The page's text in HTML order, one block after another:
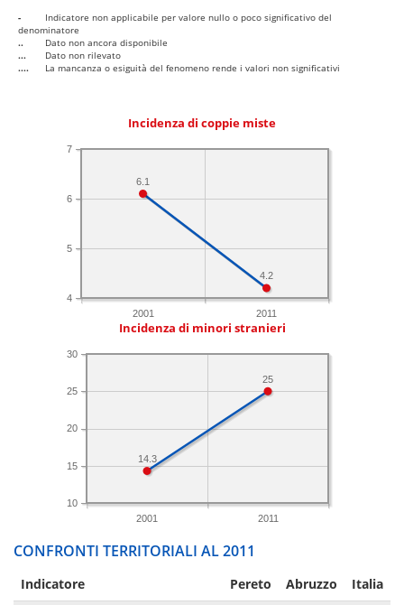
-
Indicatore non applicabile per valore nullo o poco significativo del
denominatore
..
Dato non ancora disponibile
...
Dato non rilevato
....
La mancanza o esiguità del fenomeno rende i valori non significativi
Incidenza di coppie miste
2001 2011
4
5
6
7
4.2
6.1
Incidenza di minori stranieri
2001 2011
10
15
20
25
30
25
14.3
CONFRONTI TERRITORIALI AL 2011
Indicatore Pereto Abruzzo Italia